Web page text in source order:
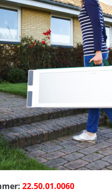
22.50.01.0060